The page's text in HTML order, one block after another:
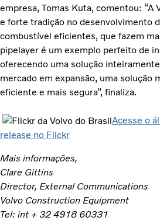
empresa, Tomas Kuta, comentou: “A
e forte tradição no desenvolvimento
combustível eficientes, que fazem
pipelayer é um exemplo perfeito de
oferecendo uma solução
mercado em expansão, uma solução
eficiente e mais segura”, finaliza.
Acesse o
release no Flickr
Mais informações,
Clare Gittins
Director, External Communications
Volvo Construction Equipment
Tel: int + 32 4918 60331